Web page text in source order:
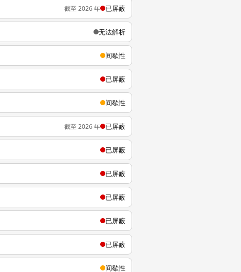
截至 2026 年 已屏蔽
无法解析
间歇性
已屏蔽
间歇性
截至 2026 年 已屏蔽
已屏蔽
已屏蔽
已屏蔽
已屏蔽
已屏蔽
间歇性